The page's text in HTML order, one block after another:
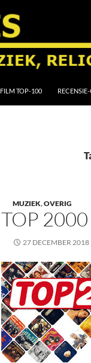
FILM TOP-100
MUZIEK,OVERIG
TOP
27 DECEMBER 2018